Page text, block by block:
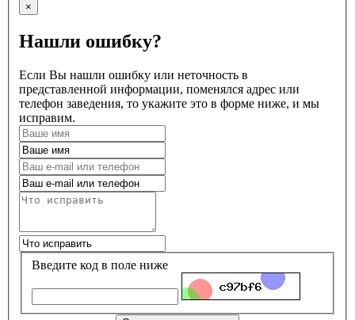
×
Нашли ошибку?
Если Вы нашли ошибку или неточность в
представленной информации, поменялся адрес или
телефон заведения, то укажите это в форме ниже, и мы
исправим.
Введите код в поле ниже